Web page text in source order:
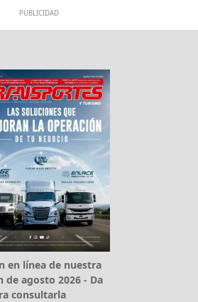
PUBLICIDAD
en línea de nuestra
de agosto 2026 - Da
consultarla